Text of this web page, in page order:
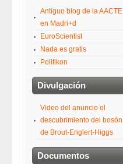
Antiguo blog de la AACTE
en Madri+d
EuroScientist
Nada es gratis
Politikon
Divulgación
Video del anuncio el
descubrimiento del bosón
de Brout-Englert-Higgs
Documentos